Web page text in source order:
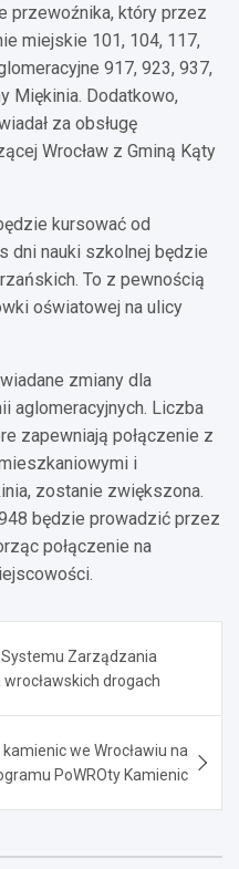
przewoźnika, który przez
miejskie 101, 104, 117,
917, 923, 937,
Miękinia. Dodatkowo,
za obsługę
Wrocław z Gminą Kąty
kursować od
dni nauki szkolnej będzie
To z pewnością
oświatowej na ulicy
zmiany dla
aglomeracyjnych. Liczba
zapewniają połączenie z
i
zostanie zwiększona.
będzie prowadzić przez
połączenie na
Zarządzania
drogach
we Wrocławiu na
PoWROty Kamienic